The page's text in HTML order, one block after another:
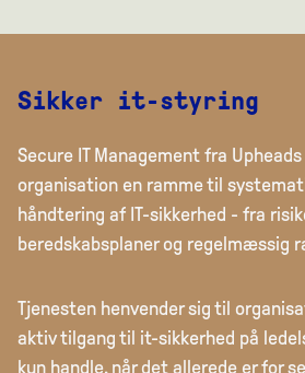
Sikker it-styring
Secure IT Management fra
organisation en ramme til
håndtering af IT-sikkerhed - fra
beredskabsplaner og regelmæssig
Tjenesten henvender sig til
aktiv tilgang til it-sikkerhed på
kun handle, når det allerede er for